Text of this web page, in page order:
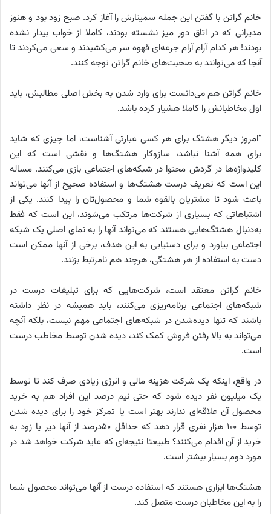
خانم گراتن با گفتن این جمله سمینارش را آغاز کرد. صبح زود بود و هنوز
مدیرانی که در اتاق دور میز نشسته بودند، کاملا از خواب بیدار نشده
بودند! هر کدام آرام آرام جرعه‌‌ای قهوه سر می‌کشیدند و سعی می‌کردند تا
آنجا که می‌توانند به صحبت‌های خانم گراتن توجه کنند.
خانم گراتن هم می‌دانست برای وارد شدن به بخش اصلی مطالبش، باید
اول مخاطبانش را کاملا هشیار کرده باشد.
“امروز دیگر هشتگ برای هر کسی عبارتی آشناست، اما چیزی که شاید
برای همه آشنا نباشد، سازوکار هشتگ‌ها و نقشی است که این
کلیدواژه‌‌ها در گردش محتوا در شبکه‌های اجتماعی بازی می‌کنند. مساله
این است که تعریف درست هشتگ‌ها و استفاده صحیح از آنها می‌تواند
باعث شود تا مشتریان بالقوه شما و محصول‌تان را پیدا کنند. یکی از
اشتباهاتی که بسیاری از شرکت‌ها مرتکب می‌شوند، این است که فقط
به‌دنبال هشتگ‌هایی هستند که می‌تواند آنها را به نمای اصلی یک شبکه
اجتماعی بیاورد و برای دستیابی به این هدف، برخی از آنها ممکن است
دست به استفاده از هر هشتگی، هرچند هم نامرتبط بزنند.
خانم گراتن معتقد است، شرکت‌هایی که برای تبلیغات درست در
شبکه‌های اجتماعی برنامه‌ریزی می‌کنند، باید همیشه در نظر داشته
باشند که تنها دیده‌شدن در شبکه‌های اجتماعی مهم نیست، بلکه آنچه
می‌تواند به بالا رفتن فروش کمک کند، دیده شدن توسط مخاطب درست
است.
در واقع، اینکه یک شرکت هزینه مالی و انرژی زیادی صرف کند تا توسط
یک میلیون نفر دیده شود که حتی نیم درصد این افراد هم به خرید
محصول آن علاقه‌ای ندارند بهتر است یا تمرکز خود را برای دیده شدن
توسط ۱۰۰ هزار نفری قرار دهد که حداقل ۵۰درصد از آنها دیر یا زود به
خرید از آن اقدام می‌کنند؟ طبیعتا نتیجه‌ای که عاید شرکت خواهد شد در
مورد دوم بسیار بیشتر است.
هشتگ‌ها ابزاری هستند که استفاده درست از آنها می‌تواند محصول شما
را به این مخاطبان درست متصل کند.